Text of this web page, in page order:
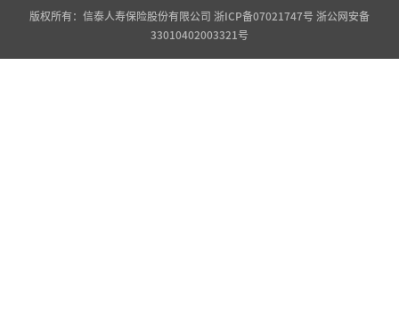
版权所有：信泰人寿保险股份有限公司 浙ICP备07021747号 浙公网安备
33010402003321号